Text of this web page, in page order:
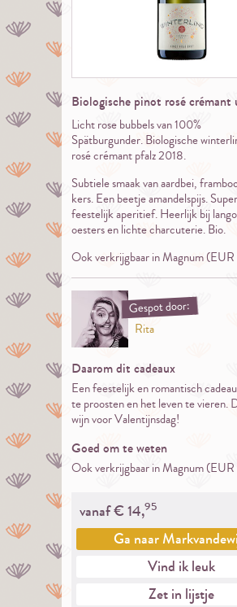
Biologische pinot rosé crémant
Licht rose bubbels van 100%
Spätburgunder. Biologische
rosé crémant pfalz 2018.
Subtiele smaak van aardbei,
kers. Een beetje amandelspijs.
feestelijk aperitief. Heerlijk bij
oesters en lichte charcuterie. Bio.
Ook verkrijgbaar in Magnum
Gespot door:
Rita
Daarom dit cadeaux
Een feestelijk en romantisch
te proosten en het leven te vieren.
wijn voor Valentijnsdag!
Goed om te weten
Ook verkrijgbaar in Magnum
vanaf €14,95
Ga naar
Vind ik leuk
Zet in lijstje